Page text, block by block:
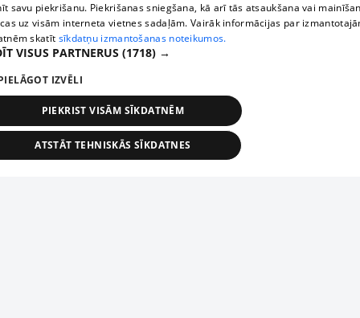
savu piekrišanu. Piekrišanas sniegšana, kā arī tās atsaukšana vai
uz visām interneta vietnes sadaļām. Vairāk informācijas par
skatīt sīkdatņu izmantošanas noteikumos.
VISUS PARTNERUS (1718) →
IZVĒLI
PIEKRIST VISĀM SĪKDATNĒM
ATSTĀT TEHNISKĀS SĪKDATNES